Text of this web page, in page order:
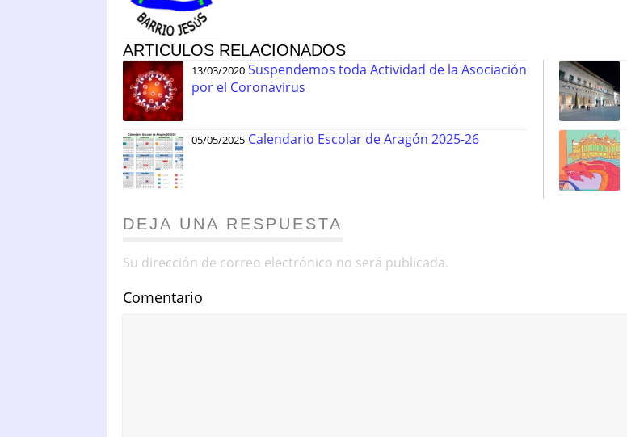
ARTICULOS RELACIONADOS
13/03/2020 Suspendemos toda Actividad de la Asociación
por el Coronavirus
05/05/2025 Calendario Escolar de Aragón 2025-26
DEJA UNA RESPUESTA
Su dirección de correo electrónico no será publicada.
Comentario